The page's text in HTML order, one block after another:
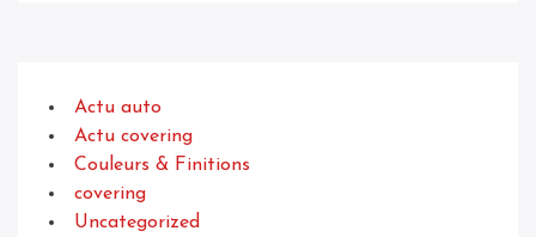
Actu auto
Actu covering
Couleurs & Finitions
covering
Uncategorized